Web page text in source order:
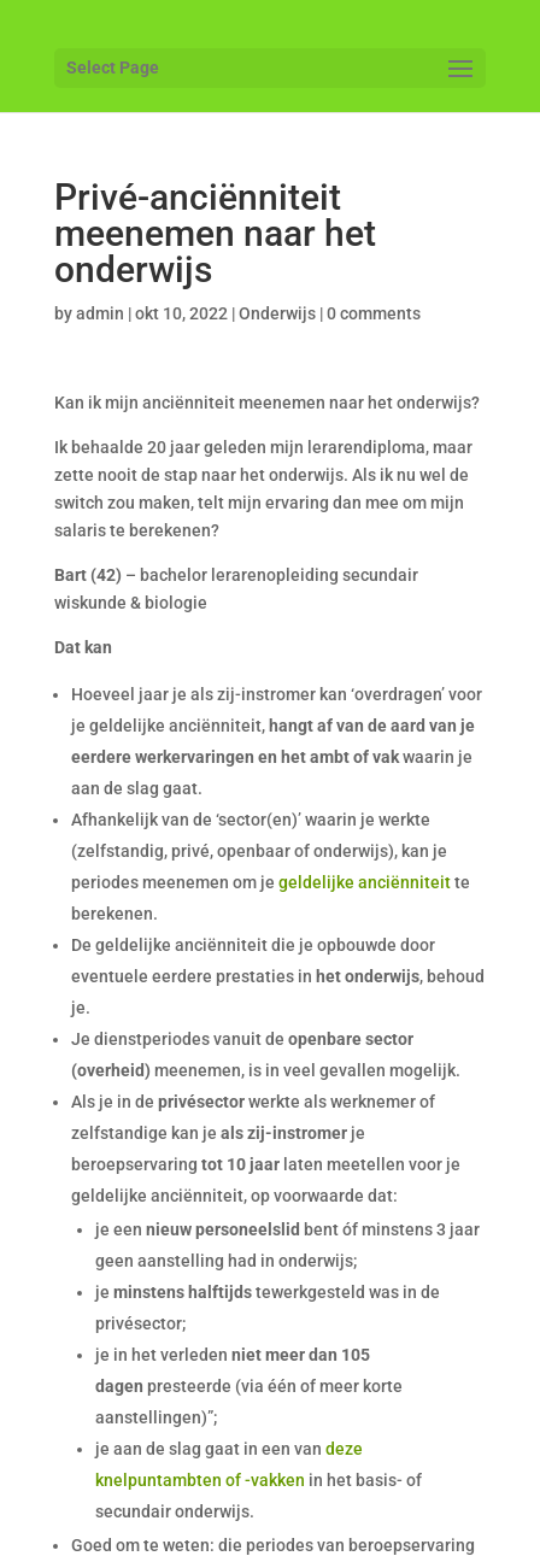
Select Page
Privé-anciënniteit
meenemen naar het
onderwijs
byadmin |okt 10, 2022 |Onderwijs|0 comments
Kan ik mijn anciënniteit meenemen naar het onderwijs?
Ik behaalde 20 jaar geleden mijn lerarendiploma, maar
zette nooit de stap naar het onderwijs. Als ik nu wel de
switch zou maken, telt mijn ervaring dan mee om mijn
salaris te berekenen?
Bart (42) – bachelor lerarenopleiding secundair
wiskunde & biologie
Dat kan
Hoeveel jaar je als zij-instromer kan ‘overdragen’ voor
je geldelijke anciënniteit, hangt af van de aard van je
eerdere werkervaringen en het ambt of vakwaarin je
aan de slag gaat.
Afhankelijk van de ‘sector(en)’ waarin je werkte
(zelfstandig, privé, openbaar of onderwijs), kan je
periodes meenemen om je geldelijke anciënniteitte
berekenen.
De geldelijke anciënniteit die je opbouwde door
eventuele eerdere prestaties in het onderwijs, behoud
je.
Je dienstperiodes vanuit de openbare sector
(overheid) meenemen, is in veel gevallen mogelijk.
Als je in de privésectorwerkte als werknemer of
zelfstandige kan je als zij-instromerje
beroepservaring tot 10 jaarlaten meetellen voor je
geldelijke anciënniteit, op voorwaarde dat:
je een nieuw personeelslid bent óf minstens 3 jaar
geen aanstelling had in onderwijs;
je minstens halftijdstewerkgesteld was in de
privésector;
je in het verleden niet meer dan 105
dagen presteerde (via één of meer korte
aanstellingen)”;
je aan de slag gaat in een van deze
knelpuntambten of -vakken in het basis- of
secundair onderwijs.
Goed om te weten: die periodes van beroepservaring